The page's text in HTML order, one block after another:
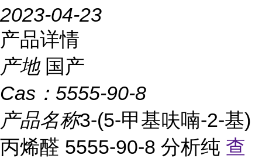
2023-04-23
产品详情
产地 国产
Cas： 5555-90-8
产品名称3-(5-甲基呋喃-2-基)
丙烯醛 5555-90-8 分析纯 查